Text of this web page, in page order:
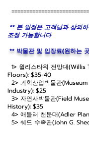
** 본 일정은 고객님과 상의
조정 가능합니다
** 박물관 및 입장료(원하는
1> 윌리스타워 전망대
Floors): $35-40
2> 과학산업박물관
Industry): $25
3> 자연사박물관(Field
History): $35
4> 애들러 천문대(Adler
5> 쉐드 수족관(John G.